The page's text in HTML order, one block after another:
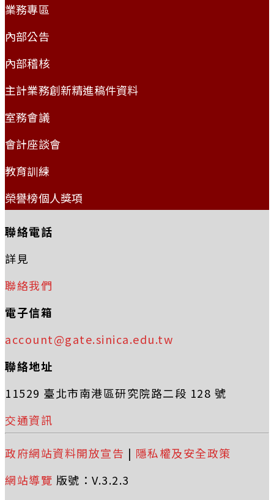
業務專區
內部公告
內部稽核
主計業務創新精進稿件資料
室務會議
會計座談會
教育訓練
榮譽榜個人獎項
聯絡電話
詳見
聯絡我們
電子信箱
account@gate.sinica.edu.tw
聯絡地址
11529 臺北市南港區研究院路二段 128 號
交通資訊
政府網站資料開放宣告 | 隱私權及安全政策
網站導覽 版號：V.3.2.3